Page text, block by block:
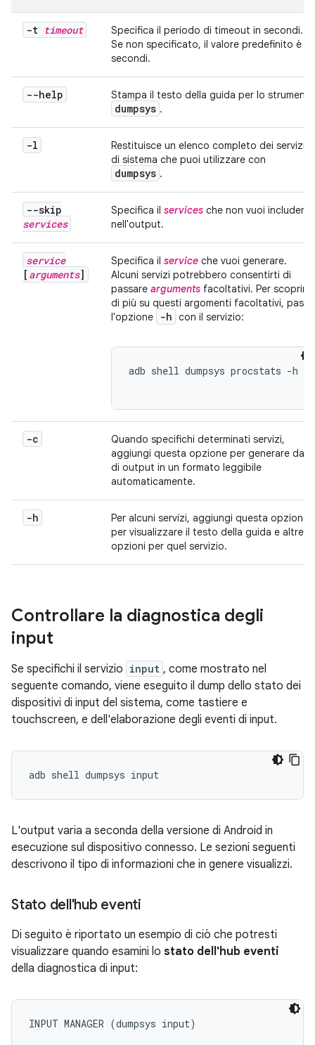
-t timeout
Specifica il periodo di timeout in secondi.
Se non specificato, il valore predefinito è 10
secondi.
--help Stampa il testo della guida per lo strumento
dumpsys .
-l
Restituisce un elenco completo dei servizi
di sistema che puoi utilizzare con
dumpsys .
--skip
services
Specifica il services che non vuoi includere
nell'output.
service
[ arguments]
Specifica il service che vuoi generare.
Alcuni servizi potrebbero consentirti di
passare arguments facoltativi. Per scoprire
di più su questi argomenti facoltativi, passa
l'opzione
-h con il servizio:
adb shell dumpsys procstats -h
-c
Quando specifichi determinati servizi,
aggiungi questa opzione per generare dati
di output in un formato leggibile
automaticamente.
-h
Per alcuni servizi, aggiungi questa opzione
per visualizzare il testo della guida e altre
opzioni per quel servizio.
Controllare la diagnostica degli
input
Se specifichi il servizio input , come mostrato nel
seguente comando, viene eseguito il dump dello stato dei
dispositivi di input del sistema, come tastiere e
touchscreen, e dell'elaborazione degli eventi di input.
L'output varia a seconda della versione di Android in
esecuzione sul dispositivo connesso. Le sezioni seguenti
descrivono il tipo di informazioni che in genere visualizzi.
Stato dell'hub eventi
Di seguito è riportato un esempio di ciò che potresti
visualizzare quando esamini lo stato dell'hub eventi
della diagnostica di input:
INPUT MANAGER (dumpsys input)